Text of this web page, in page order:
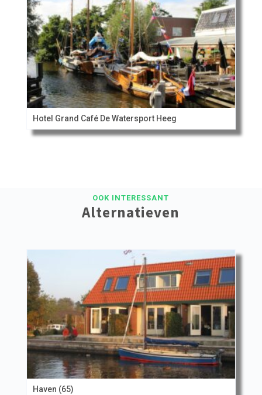
Hotel Grand Café De Watersport Heeg
OOK INTERESSANT
Alternatieven
Haven (65)